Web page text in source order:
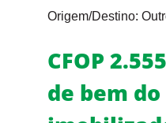
Origem/Destino:
CFOP
de bem